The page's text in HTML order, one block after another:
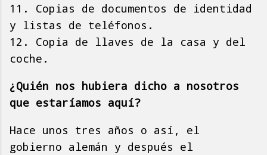
11. Copias de documentos de identidad
y listas de teléfonos.
12. Copia de llaves de la casa y del
coche.
¿Quién nos hubiera dicho a nosotros
que estaríamos aquí?
Hace unos tres años o así, el
gobierno alemán y después el